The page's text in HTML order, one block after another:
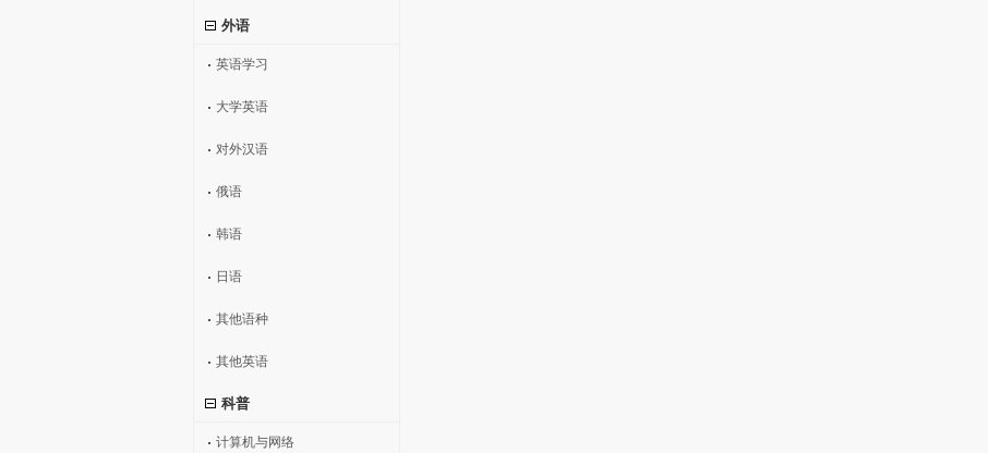
外语
英语学习
大学英语
对外汉语
俄语
韩语
日语
其他语种
其他英语
科普
计算机与网络